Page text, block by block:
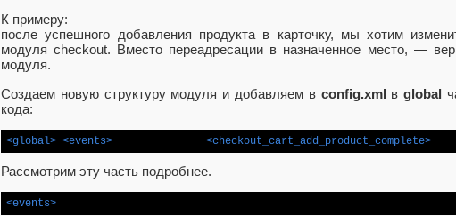
К примеру:
после успешного добавления продукта в карточку, мы хотим
модуля checkout. Вместо переадресации в назначенное место, —
модуля.
Создаем новую структуру модуля и добавляем в config.xml вglobal
кода:
<global> <events> <checkout_cart_add_product_complete>
Рассмотрим эту часть подробнее.
<events>